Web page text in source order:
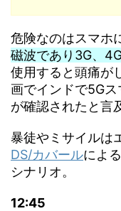
危険なのはスマホ
磁波であり3G、
使用すると頭痛が
画でインドで5G
が確認されたと言
暴徒やミサイルは
DS/カバールによ
シナリオ。
12:45